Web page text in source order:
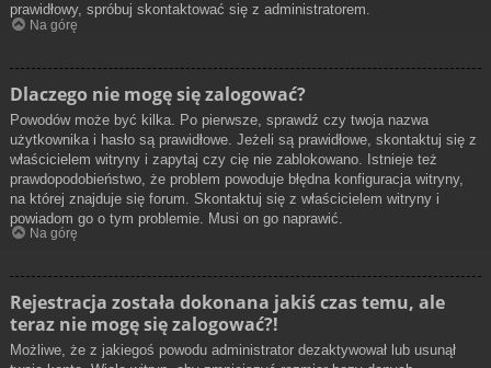
prawidłowy, spróbuj skontaktować się z administratorem.
Na górę
Dlaczego nie mogę się zalogować?
Powodów może być kilka. Po pierwsze, sprawdź czy twoja nazwa
użytkownika i hasło są prawidłowe. Jeżeli są prawidłowe, skontaktuj się z
właścicielem witryny i zapytaj czy cię nie zablokowano. Istnieje też
prawdopodobieństwo, że problem powoduje błędna konfiguracja witryny,
na której znajduje się forum. Skontaktuj się z właścicielem witryny i
powiadom go o tym problemie. Musi on go naprawić.
Na górę
Rejestracja została dokonana jakiś czas temu, ale
teraz nie mogę się zalogować?!
Możliwe, że z jakiegoś powodu administrator dezaktywował lub usunął